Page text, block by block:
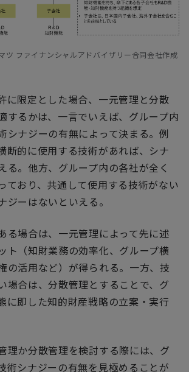
ツ ファイナンシャルアドバイザリー合同会社作成
に限定とした場合、一元管理と分散
するかは、一言でいえば、グループ内
シナジーの有無によって決まる。例
断的に使用する技術があれば、シナ
る。他方、グループ内の各社が全く
ており、共通して使用する技術がない
ジーはないといえる。
る場合は、一元管理によって先に述
ト（知財業務の効率化、グループ横
の活用など）が得られる。一方、技
場合は、分散管理とすることで、グ
に即した知的財産戦略の立案・実行
理か分散管理を検討する際には、グ
術シナジーの有無を見極めることが